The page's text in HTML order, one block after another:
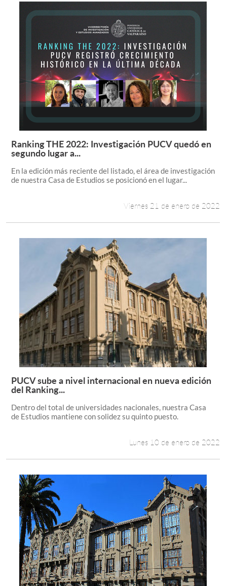
Leer más +
Ranking THE 2022: Investigación PUCV quedó en
segundo lugar a...
En la edición más reciente del listado, el área de investigación
de nuestra Casa de Estudios se posicionó en el lugar...
Viernes 21 de enero de 2022
Leer más +
PUCV sube a nivel internacional en nueva edición
del Ranking...
Dentro del total de universidades nacionales, nuestra Casa
de Estudios mantiene con solidez su quinto puesto.
Lunes 10 de enero de 2022